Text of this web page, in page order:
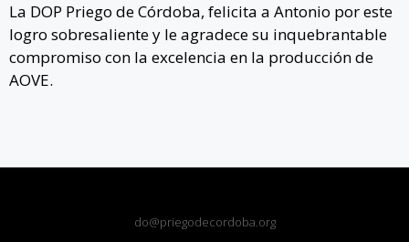
La DOP Priego de Córdoba, felicita a Antonio por este
logro sobresaliente y le agradece su inquebrantable
compromiso con la excelencia en la producción de
AOVE.
do@priegodecordoba.org